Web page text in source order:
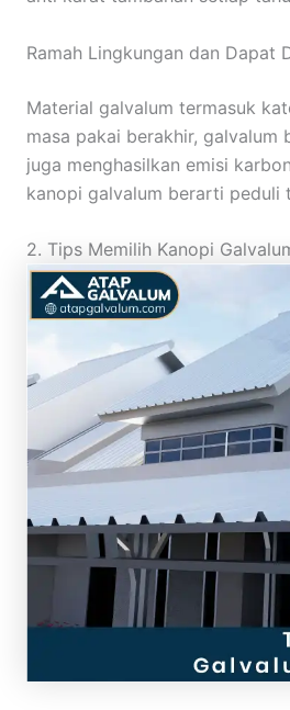
Ramah Lingkungan dan Dapat
Material galvalum termasuk
masa pakai berakhir,
juga menghasilkan emisi
kanopi galvalum berarti peduli
2. Tips Memilih Kanopi